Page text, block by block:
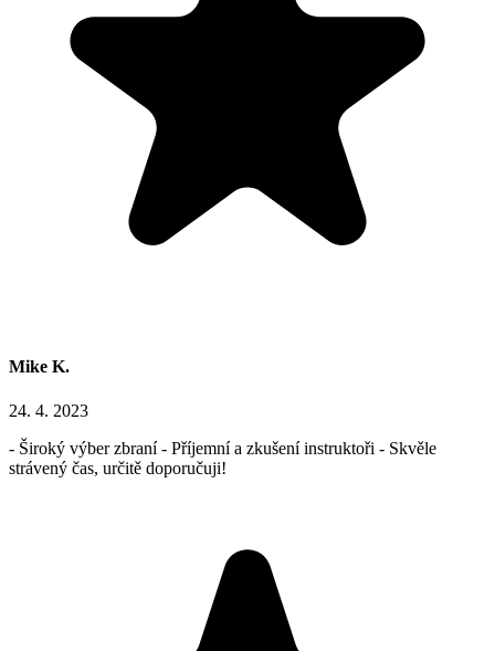
Mike K.
24. 4. 2023
- Široký výber zbraní - Příjemní a zkušení instruktoři - Skvěle
strávený čas, určitě doporučuji!